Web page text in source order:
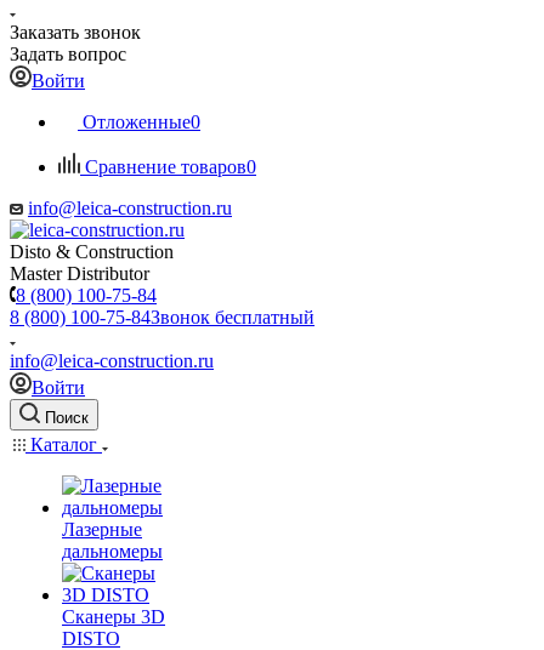
Заказать звонок
Задать вопрос
Войти
Отложенные0
Сравнение товаров0
info@leica-construction.ru
Disto & Construction
Master Distributor
8 (800) 100-75-84
8 (800) 100-75-84Звонок бесплатный
info@leica-construction.ru
Войти
Поиск
Каталог
Лазерные
дальномеры
Сканеры 3D
DISTO